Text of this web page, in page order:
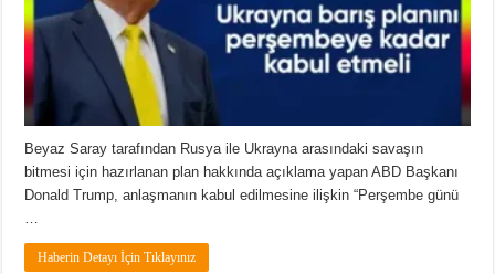
Beyaz Saray tarafından Rusya ile Ukrayna arasındaki savaşın
bitmesi için hazırlanan plan hakkında açıklama yapan ABD Başkanı
Donald Trump, anlaşmanın kabul edilmesine ilişkin “Perşembe günü
Haberin Detayı İçin Tıklayınız